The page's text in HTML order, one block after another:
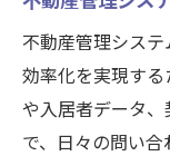
業務効率化
密
不動産
る方法
不動産管理シス
効率化を実現す
や入居者データ、
で、日々の問い